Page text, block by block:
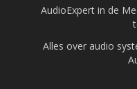
AudioExpert in de
Alles over audio